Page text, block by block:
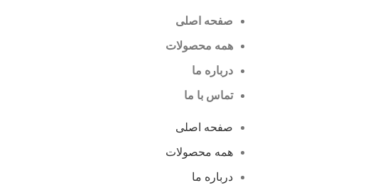
صفحه اصلی
همه محصولات
درباره ما
تماس با ما
صفحه اصلی
همه محصولات
درباره ما